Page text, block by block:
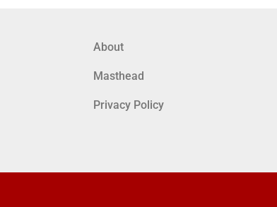
About
Masthead
Privacy Policy